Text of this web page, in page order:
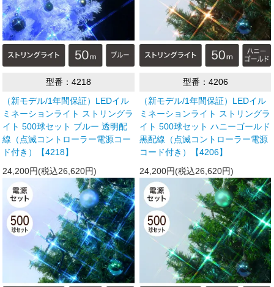
型番：4218
（新モデル/1年間保証）LEDイル
ミネーションライト ストリングラ
イト 500球セット ブルー 透明配
線（点滅コントローラー電源コー
ド付き）【4218】
24,200円(税込26,620円)
型番：4206
（新モデル/1年間保証）LEDイル
ミネーションライト ストリングラ
イト 500球セット ハニーゴールド
黒配線（点滅コントローラー電源
コード付き）【4206】
24,200円(税込26,620円)